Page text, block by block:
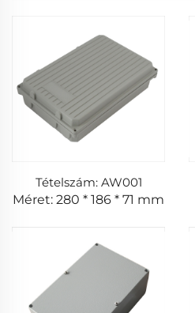
Tételszám: AW001
Méret: 280 * 186 * 71 mm